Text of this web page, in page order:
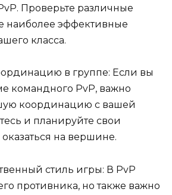
Проверьте различные
наиболее эффективные
класса.
в группе: Если вы
командного PvP, важно
координацию с вашей
и планируйте свои
на вершине.
стиль игры: В PvP
противника, но также важно